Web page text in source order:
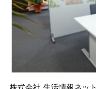
株式会社 生活情報ネット